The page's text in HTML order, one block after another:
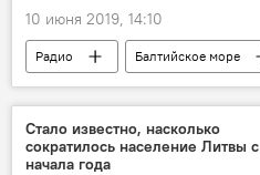
10 июня 2019, 14:10
Радио Балтийское море
Стало известно, насколько
сократилось население Литвы с
начала года